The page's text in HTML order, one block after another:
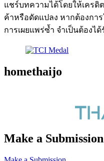
แชร์บทความได้โดยให้เครดิ
ค้าหรือดัดแปลง หากต้องกา
การเผยแพร่ซ้ำ จำเป็นต้องไ
homethaijo
Make a Submission